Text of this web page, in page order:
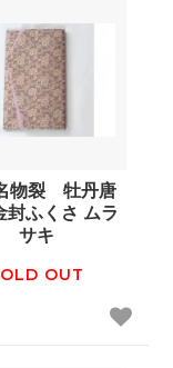
物裂 牡丹唐
ふくさ ムラ
サキ
OUT